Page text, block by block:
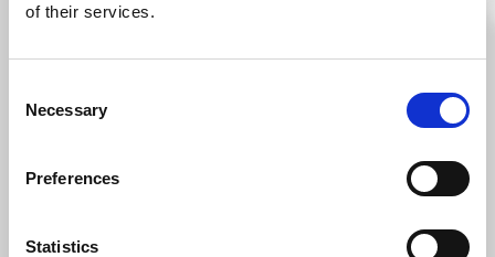
of their services.
Selection
Necessary
Preferences
Statistics
Milla Hytönen